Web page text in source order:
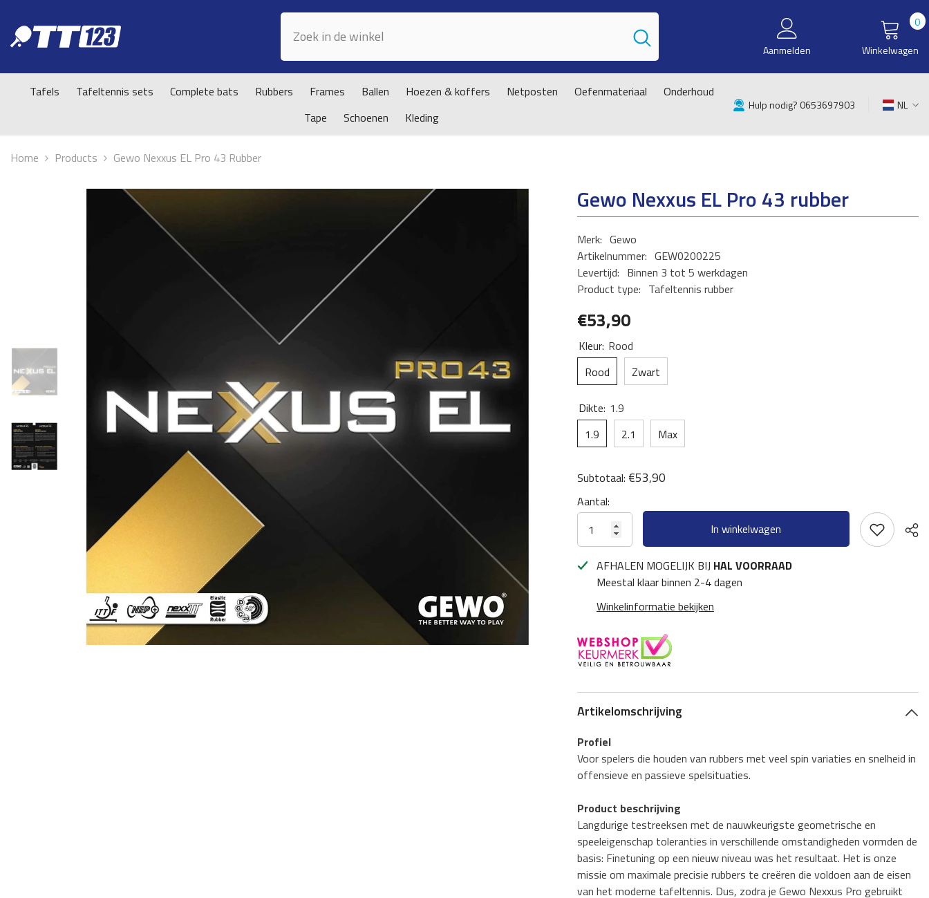
Aanmelden Winkelwagen
00
Tafels Tafeltennis sets Complete bats Rubbers Frames Ballen Hoezen & koffers Netposten Oefenmateriaal
Onderhoud
Tape
Schoenen Kleding
Hulp nodig? 0653697903 NL
Home Products Gewo Nexxus EL Pro 43 Rubber
Gewo Nexxus EL Pro 43 rubber
Merk: Gewo
Artikelnummer: GEW0200225
Levertijd: Binnen 3 tot 5 werkdagen
Product type: Tafeltennis rubber
€53,90
Kleur: Rood
Rood
Zwart
Dikte: 1.9
1.9
2.1 Max
Subtotaal: €53,90
Aantal:
In winkelwagen
AFHALEN MOGELIJK BIJ HAL VOORRAAD
Meestal klaar binnen 2-4 dagen
Winkelinformatie bekijken
Artikelomschrijving
Profiel
Voor spelers die houden van rubbers met veel spin variaties en snelheid in
offensieve en passieve spelsituaties.
Product beschrijving
Langdurige testreeksen met de nauwkeurigste geometrische en
speeleigenschap toleranties in verschillende omstandigheden vormden de
basis: Finetuning op een nieuw niveau was het resultaat. Het is onze
missie om maximale precisie rubbers te creëren die voldoen aan de eisen
van het moderne tafeltennis. Dus, zodra je Gewo Nexxus Pro gebruikt